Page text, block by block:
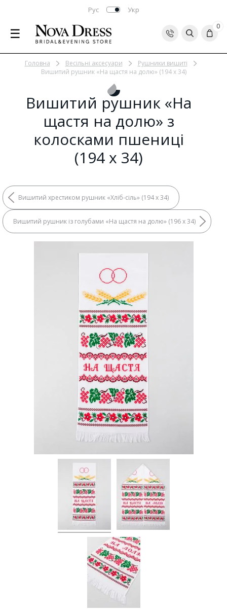
Рус Укр
☰ 0
Головна Весільні аксесуари
Рушники вишиті
Вишитий рушник «На щастя на долю» (194 x 34)
Вишитий рушник «На
щастя на долю» з
колосками пшениці
(194 x 34)
Вишитий хрестиком рушник «Хліб-сіль» (194 x 34)
Вишитий рушник із голубами «На щастя на долю» (196 x 34)